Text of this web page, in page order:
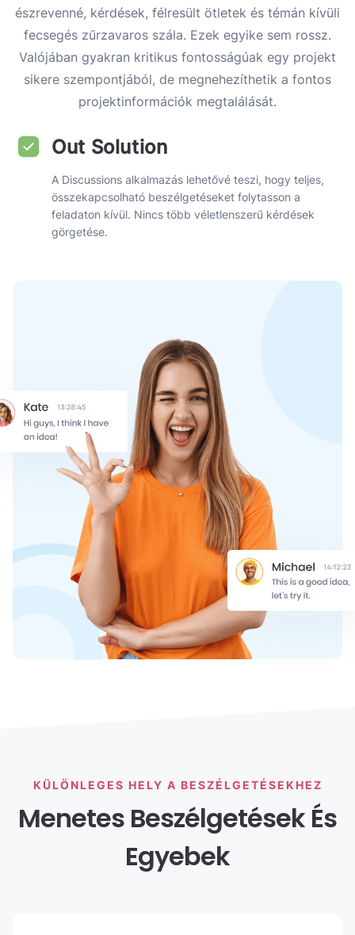
észrevenné, kérdések, félresült ötletek és témán kívüli
fecsegés zűrzavaros szála. Ezek egyike sem rossz.
Valójában gyakran kritikus fontosságúak egy projekt
sikere szempontjából, de megnehezíthetik a fontos
projektinformációk megtalálását.
Out Solution
A Discussions alkalmazás lehetővé teszi, hogy teljes,
összekapcsolható beszélgetéseket folytasson a
feladaton kívül. Nincs több véletlenszerű kérdések
görgetése.
KÜLÖNLEGES HELY A BESZÉLGETÉSEKHEZ
Menetes Beszélgetések És
Egyebek